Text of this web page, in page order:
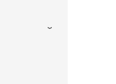
›